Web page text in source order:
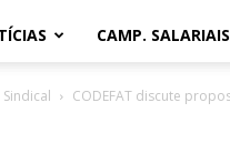
CAMP. SALARIAIS
CODEFAT discute